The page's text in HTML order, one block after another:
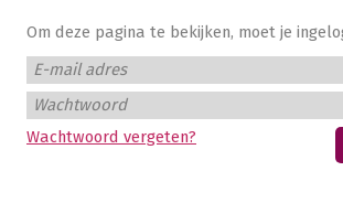
Om deze pagina te bekijken, moet je
E-mail adres
Wachtwoord
Wachtwoord vergeten?